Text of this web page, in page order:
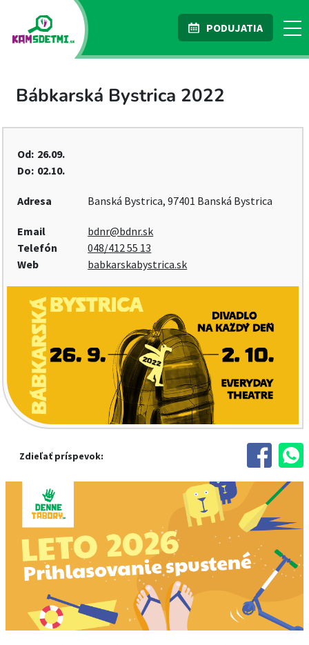
PODUJATIA
Bábkarská Bystrica 2022
Od: 26.09.
Do: 02.10.
Adresa Banská Bystrica, 97401 Banská Bystrica
Email
bdnr@bdnr.sk
Telefón
048/412 55 13
Web
babkarskabystrica.sk
Zdieľať príspevok: